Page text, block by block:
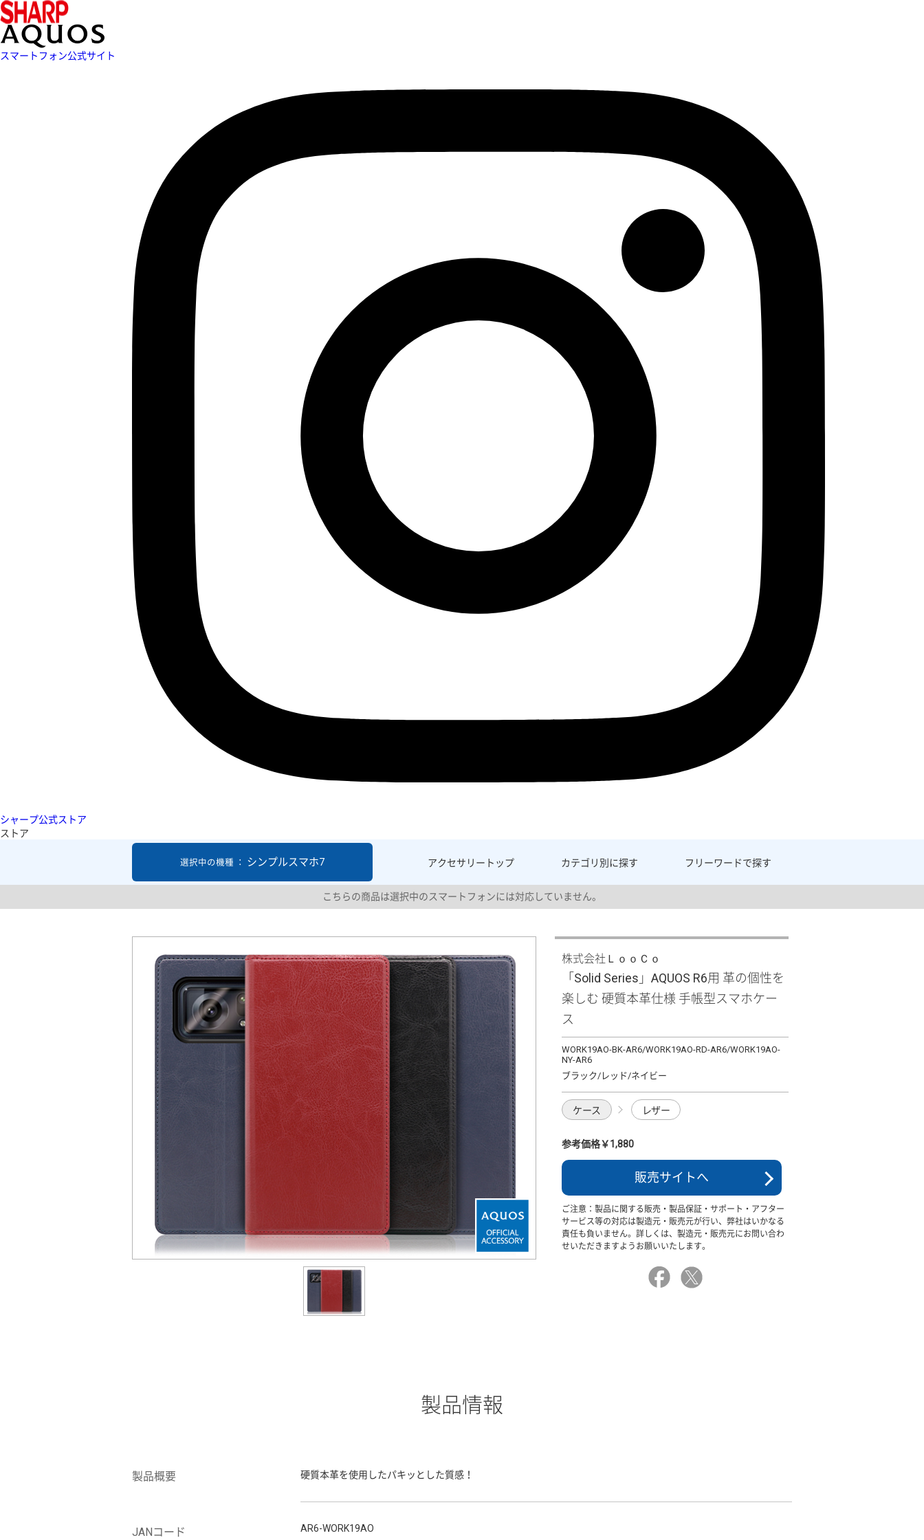
スマートフォン公式サイト
シャープ公式ストア
ストア
アクセサリー トップ カテゴリ別に探す フリーワードで探す
選択中の機種 ： シンプルスマホ7
こちらの商品は選択中のスマートフォンには対応していません。
株式会社ＬｏｏＣｏ
「Solid Series」AQUOS R6用 革の個性を
楽しむ 硬質本革仕様 手帳型スマホケー
ス
WORK19AO-BK-AR6/WORK19AO-RD-AR6/WORK19AO-
NY-AR6
ブラック/レッド/ネイビー
ケース レザー
参考価格￥1,880
販売サイトへ
ご注意：製品に関する販売・製品保証・サポート・アフター
サービス等の対応は製造元・販売元が行い、弊社はいかなる
責任も負いません。詳しくは、製造元・販売元にお問い合わ
せいただきますようお願いいたします。
製品情報
製品概要 硬質本革を使用したパキッとした質感！
JANコード AR6-WORK19AO